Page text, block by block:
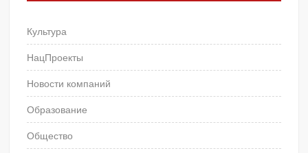
Культура
НацПроекты
Новости компаний
Образование
Общество